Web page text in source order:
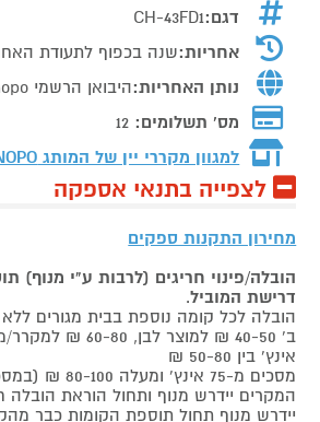
דגם:CH-43FD1
אחריות:שנה בכפוף לתעודת
נותן האחריות:היבואן הרשמי Vinopo
מס' תשלומים: 12
למגוון מקררי יין של המותג
לצפייה בתנאי אספקה
מחירון התקנות ספקים
הובלה/פינוי חריגים (לרבות ע"י מנוף)
דרישת המוביל.
הובלה לכל קומה נוספת בבית מגורים
אינץ' בין 50-80 ₪
מסכים מ-75 אינץ'
המקרים יידרש מנוף ותחול הוראת
יידרש מנוף תחול תוספת הקומות כבר